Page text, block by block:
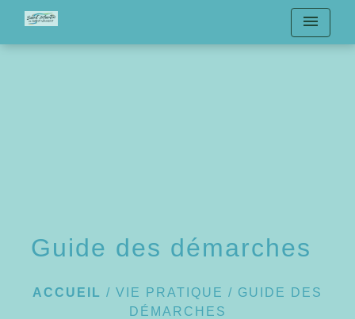
menu
Guide des démarches
ACCUEIL / VIE PRATIQUE / GUIDE DES
DÉMARCHES